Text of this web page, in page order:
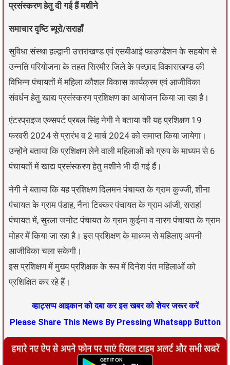
प्रसंस्करण हेतु दी गई हैं मशीने
समाचार दृष्टि ब्यूरो/सराहाँ
सुविधा संस्था हल्द्वानी उत्तराखण्ड एवं एसबीआई फाउण्डेशन के सहयोग से
उन्नति परियोजना के तहत सिरमौर जिले के पच्छाद विकासखण्ड की
विभिन्न पंचायतों में महिला कौशल विकास कार्यक्रम एवं आजीविका
संवर्धन हेतु खाद्य प्रसंस्करण प्रशिक्षण का आयोजन किया जा रहा है।
एंटरप्राइज एक्सपर्ट प्रबल सिंह नेगी ने बताया की यह प्रशिक्षण 19
फरवरी 2024 से प्रारंभ व 2 मार्च 2024 को समाप्त किया जायेगा।
उन्होंने बताया कि प्रशिक्षण लेने वाली महिलाओं को ग्रुप के माध्यम से 6
पंचायतों में खाद्य प्रसंस्करण हेतु मशीने भी दी गई हैं।
नेगी ने बताया कि यह प्रशिक्षण दिलमन पंचायत के ग्राम कुज्जी, शीना
पंचायत के ग्राम पंडाह, नैना टिक्कर पंचायत के ग्राम आंजी, सराहां
पंचायत में, सुरला जनोट पंचायत के ग्राम कुईना व नारग पंचायत के ग्राम
मोहर में किया जा रहा है। इस प्रशिक्षण के माध्यम से महिलाए अपनी
आजीविका चला सकेगी।
इस प्रशिक्षण में मुख्य प्रशिक्षक के रूप में दिनेश पंत महिलाओं को
प्रशिक्षित कर रहे हैं।
व्हाट्सप्प आइकान को दबा कर इस खबर को शेयर जरूर करें
Please Share This News By Pressing Whatsapp Button